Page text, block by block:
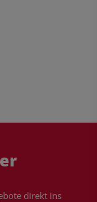
direkt ins